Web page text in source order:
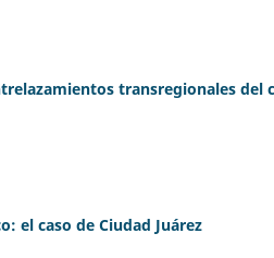
transregionales del
el caso de Ciudad Juárez